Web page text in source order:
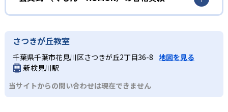
イルは子どもの学習意欲をかき立てるため、教えてもらう
という受け身の姿勢ではなく、自ら進んで学ぶ姿勢を身に
つけられるだろう。
また、自学学習スタイルで学ぶ子どもたちは、自らの学習
課題に気がつくようになる。学年を超えた範囲も学習でき
るため、早い時期から高校教材に進む生徒もいる。
03 フレキシブルな受講スタイル
るだろう。
中学に向けて苦手教科を克服したい子ども向け
KUMONでは経験豊富な先生が、子どものやる気を引き出せ
るよう適切なヒントを与えたり、声かけをしたりしてい
少しずつ苦手意識を克服できるだろう。
標に向かって頑張りやり抜く力を育むことができる。ま
た、年齢や学年にとらわれずに自分の学力に相応したレベ
ルから学習できるため、難しすぎてやる気を損ねたり、簡
単すぎて退屈することもない。
どんなデメリットがある？
KUMONでは、中高生のクラスでも数学・英語・国語の3教
科に限られるため、その他の教科に関しては他塾を検討す
る必要があるだろう。
KUMONは、公式サイトでは合格実績は公開していない。志
わせたい。
さつきが丘教室
千葉県千葉市花見川区さつきが丘2丁目36-8 地図を見る
新検見川駅
当サイトからの問い合わせは現在できません